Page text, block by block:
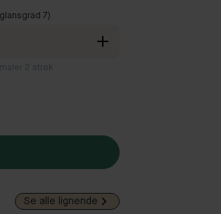
7)
2 strøk
Se alle lignende